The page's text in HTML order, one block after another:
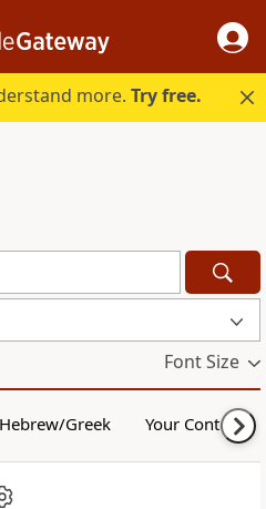
more.Try free.
Font Size
Hebrew/Greek Your Content